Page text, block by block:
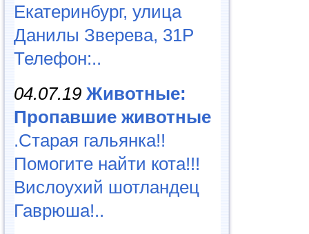
Екатеринбург, улица
Данилы Зверева, 31Р
Телефон:..
04.07.19 Животные:
Пропавшие животные
.Старая гальянка!!
Помогите найти кота!!!
Вислоухий шотландец
Гаврюша!..